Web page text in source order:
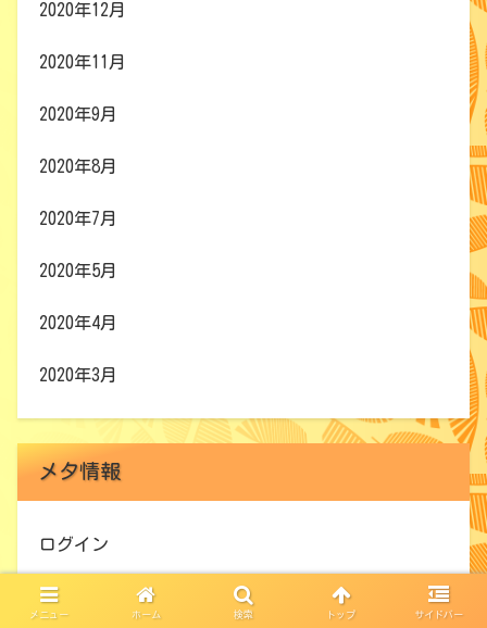
2020年12月
2020年11月
2020年9月
2020年8月
2020年7月
2020年5月
2020年4月
2020年3月
メタ情報
ログイン
投稿フィード
メニュー ホーム 検索 トップ サイドバー